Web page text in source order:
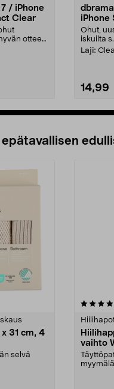
/ iPhone
Clear
otteen.
iPhone
Ohut,
iskuilta
Laji:
14,99
31 cm, 4
selvä
vaihto